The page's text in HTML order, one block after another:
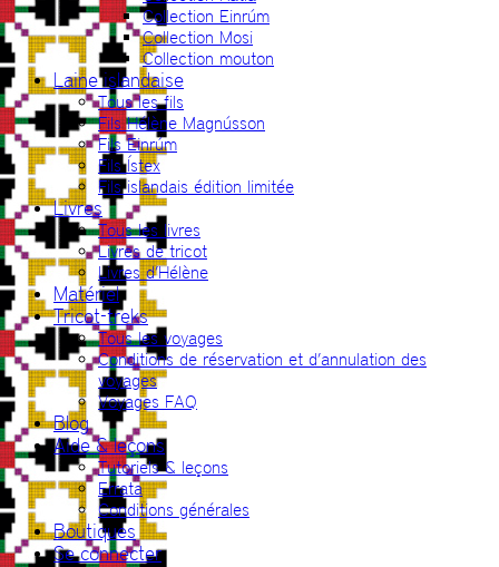
Collection Einrúm
Collection Mosi
Collection mouton
Laine islandaise
Tous les fils
Fils Hélène Magnússon
Fils Einrúm
Fils Ístex
Fils islandais édition limitée
Livres
Tous les livres
Livres de tricot
Livres d’Hélène
Matériel
Tricot-treks
Tous les voyages
Conditions de réservation et d’annulation des
voyages
Voyages FAQ
Blog
Aide & leçons
Tutoriels & leçons
Errata
Conditions générales
Boutiques
Se connecter